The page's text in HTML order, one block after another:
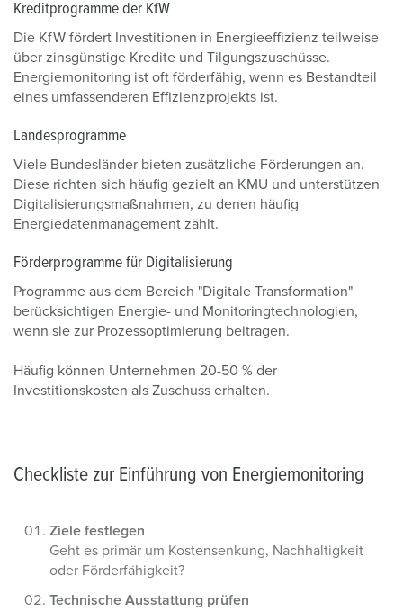
Kreditprogramme der KfW
Die KfW fördert Investitionen in Energieeffizienz teilweise
über zinsgünstige Kredite und Tilgungszuschüsse.
Energiemonitoring ist oft förderfähig, wenn es Bestandteil
eines umfassenderen Effizienzprojekts ist.
Landesprogramme
Viele Bundesländer bieten zusätzliche Förderungen an.
Diese richten sich häufig gezielt an KMU und unterstützen
Digitalisierungsmaßnahmen, zu denen häufig
Energiedatenmanagement zählt.
Förderprogramme für Digitalisierung
Programme aus dem Bereich "Digitale Transformation"
berücksichtigen Energie- und Monitoringtechnologien,
wenn sie zur Prozessoptimierung beitragen.
Häufig können Unternehmen 20-50 % der
Investitionskosten als Zuschuss erhalten.
Checkliste zur Einführung von Energiemonitoring
Ziele festlegen
Geht es primär um Kostensenkung, Nachhaltigkeit
oder Förderfähigkeit?
Technische Ausstattung prüfen